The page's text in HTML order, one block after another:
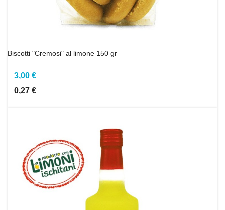
Biscotti "Cremosi" al limone 150 gr
3,00 €
0,27 €